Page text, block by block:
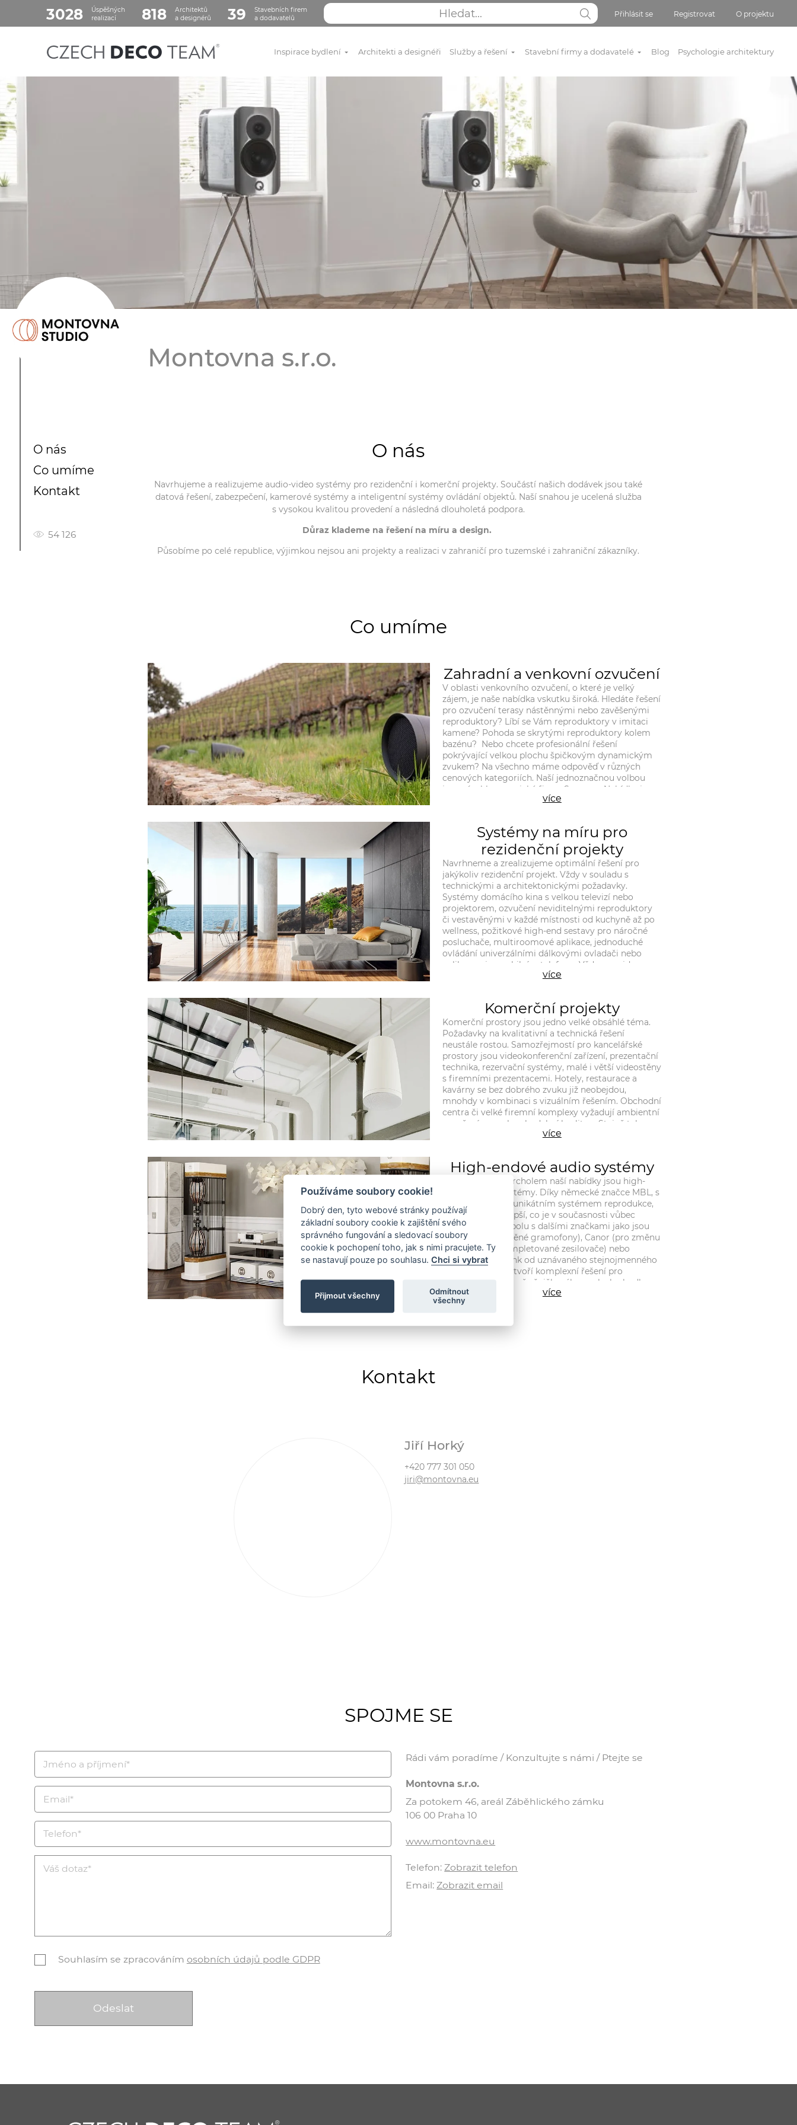
3028
Úspěšných
realizací
818
Architektů
a designérů
39
Stavebních firem
a dodavatelů
Přihlásit se Registrovat O projektu
Inspirace bydlení Architekti a designéři Služby a řešení Stavební firmy a dodavatelé Blog Psychologie architektury
O nás
Co umíme
Kontakt
54 126
Montovna s.r.o.
O nás
Navrhujeme a realizujeme audio-video systémy pro rezidenční i komerční projekty. Součástí našich dodávek jsou také
datová řešení, zabezpečení, kamerové systémy a inteligentní systémy ovládání objektů. Naší snahou je ucelená služba
s vysokou kvalitou provedení a následná dlouholetá podpora.
Důraz klademe na řešení na míru a design.
Působíme po celé republice, výjimkou nejsou ani projekty a realizaci v zahraničí pro tuzemské i zahraniční zákazníky.
Co umíme
Zahradní a venkovní ozvučení
V oblasti venkovního ozvučení, o které je velký
zájem, je naše nabídka vskutku široká. Hledáte řešení
pro ozvučení terasy nástěnnými nebo zavěšenými
reproduktory? Líbí se Vám reproduktory v imitaci
kamene? Pohoda se skrytými reproduktory kolem
bazénu? Nebo chcete profesionální řešení
pokrývající velkou plochu špičkovým dynamickým
zvukem? Na všechno máme odpověď v různých
cenových kategoriích. Naší jednoznačnou volbou
jsou výrobky americké firmy Sonance. Nabídka je
široká, je možno vybrat optimální řešení pro většinu
více
Systémy na míru pro
rezidenční projekty
Navrhneme a zrealizujeme optimální řešení pro
jakýkoliv rezidenční projekt. Vždy v souladu s
technickými a architektonickými požadavky.
Systémy domácího kina s velkou televizí nebo
projektorem, ozvučení neviditelnými reproduktory
či vestavěnými v každé místnosti od kuchyně až po
wellness, požitkové high-end sestavy pro náročné
posluchače, multiroomové aplikace, jednoduché
ovládání univerzálními dálkovými ovladači nebo
aplikacemi v mobilním telefonu. Vždy se najde
řešení odpovídající technickým a finančním
více
Komerční projekty
Komerční prostory jsou jedno velké obsáhlé téma.
Požadavky na kvalitativní a technická řešení
neustále rostou. Samozřejmostí pro kancelářské
prostory jsou videokonferenční zařízení, prezentační
technika, rezervační systémy, malé i větší videostěny
s firemními prezentacemi. Hotely, restaurace a
kavárny se bez dobrého zvuku již neobejdou,
mnohdy v kombinaci s vizuálním řešením. Obchodní
centra či velké firemní komplexy vyžadují ambientní
ozvučení s vysokou hudební kvalitou. Stejně tak
wellness a fitness provozy. Zvuk a obraz nás provází
podřizujeme vyváženému poměru mezi technikou a
více
High-endové audio systémy
Jednoznačným vrcholem naší nabídky jsou high-
endové audio systémy. Díky německé značce MBL, s
patentovaným a unikátním systémem reprodukce,
nabízíme to nejlepší, co je v současnosti vůbec
možné pořídit. Spolu s dalšími značkami jako jsou
EAT ( u nás vyráběné gramofony), Canor (pro změnu
na Slovensku kompletované zesilovače) nebo
reprosoustavy Fink od uznávaného stejnojmenného
konstruktéra tak tvoří komplexní řešení pro
opravdové vyznavače špičkového poslechu hudby.
Naši službu doplňujeme i o možnost akustického
návrhu úpravy prostor určených k poslechu
více
Kontakt
Jiří Horký
+420 777 301 050
jiri@montovna.eu
SPOJME SE
Souhlasím se zpracováním osobních údajů podle GDPR
Rádi vám poradíme / Konzultujte s námi / Ptejte se
Montovna s.r.o.
Za potokem 46, areál Záběhlického zámku
106 00 Praha 10
www.montovna.eu
Telefon:Zobrazit telefon
Email:Zobrazit email
Používáme soubory cookie!
Dobrý den, tyto webové stránky používají
základní soubory cookie k zajištění svého
správného fungování a sledovací soubory
cookie k pochopení toho, jak s nimi pracujete. Ty
se nastavují pouze po souhlasu.Chci si vybrat
Přijmout všechny
Odmítnout
všechny